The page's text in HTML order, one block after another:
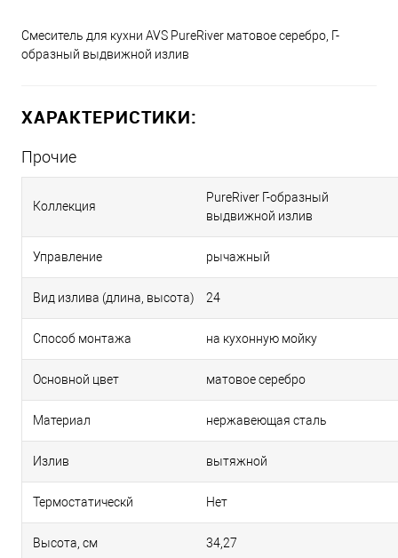
Смеситель для кухни AVS PureRiver матовое серебро, Г-
образный выдвижной излив
ХАРАКТЕРИСТИКИ:
Прочие
Коллекция
PureRiver Г-образный
выдвижной излив
Управление рычажный
Вид излива (длина, высота) 24
Способ монтажа на кухонную мойку
Основной цвет матовое серебро
Материал нержавеющая сталь
Излив вытяжной
Термостатическй Нет
Высота, см 34,27